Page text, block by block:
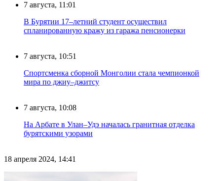
7 августа, 11:01
В Бурятии 17–летний студент осуществил
спланированную кражу из гаража пенсионерки
7 августа, 10:51
Спортсменка сборной Монголии стала чемпионкой
мира по джиу–джитсу
7 августа, 10:08
На Арбате в Улан–Удэ началась гранитная отделка
бурятскими узорами
18 апреля 2024, 14:41